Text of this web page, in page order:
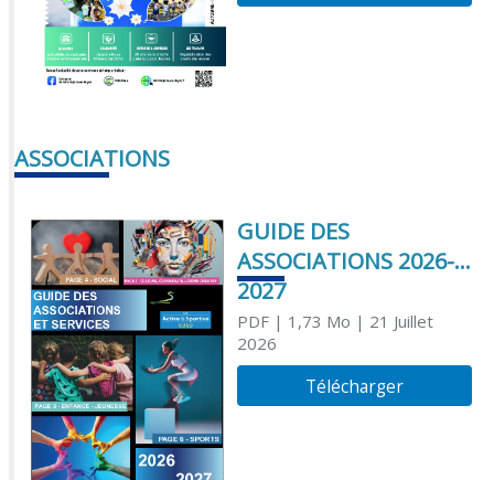
ASSOCIATIONS
GUIDE DES
ASSOCIATIONS 2026-
2027
PDF| 1,73 Mo | 21 Juillet
2026
Télécharger